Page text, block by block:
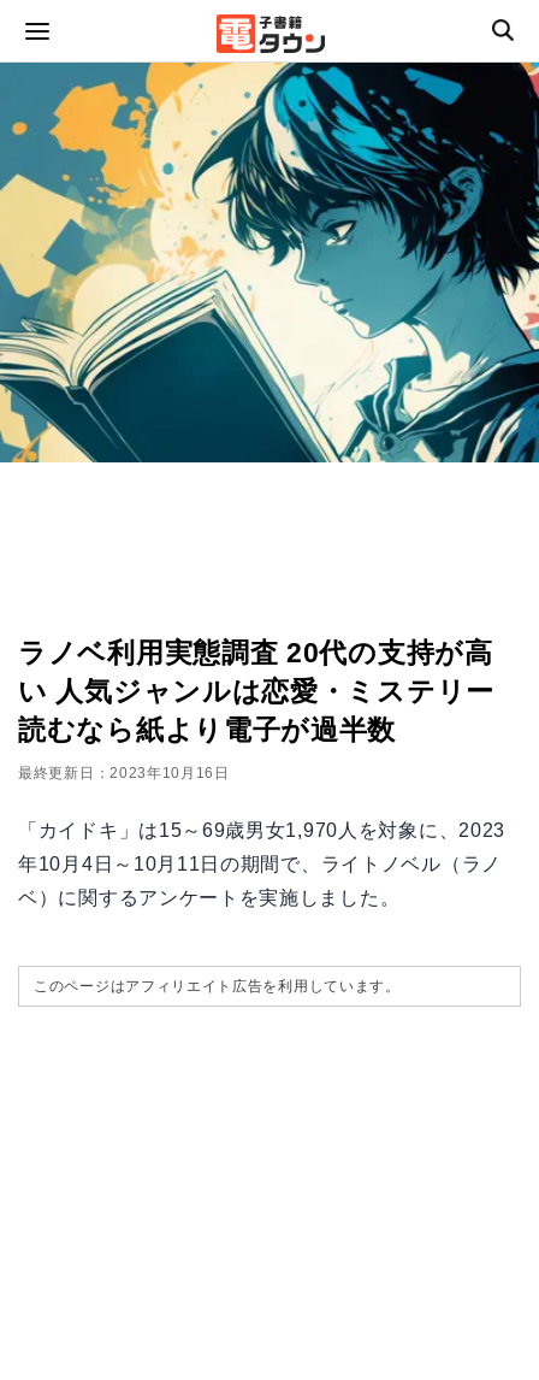
ラノベ利用実態調査 20代の支持が高
い 人気ジャンルは恋愛・ミステリー
読むなら紙より電子が過半数
最終更新日：2023年10月16日
「カイドキ」は15～69歳男女1,970人を対象に、2023
年10月4日～10月11日の期間で、ライトノベル（ラノ
ベ）に関するアンケートを実施しました。
このページはアフィリエイト広告を利用しています。